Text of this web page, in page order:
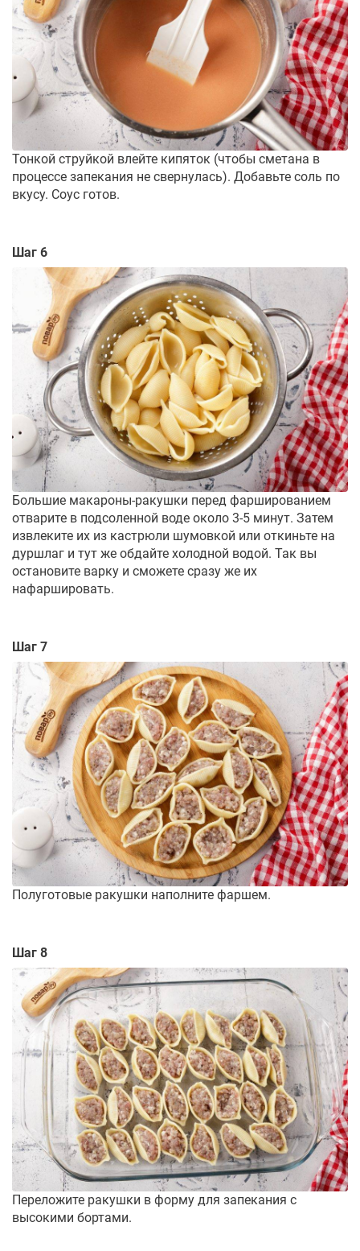
Тонкой струйкой влейте кипяток (чтобы сметана в
процессе запекания не свернулась). Добавьте соль по
вкусу. Соус готов.
Шаг 6
Большие макароны-ракушки перед фаршированием
отварите в подсоленной воде около 3-5 минут. Затем
извлеките их из кастрюли шумовкой или откиньте на
дуршлаг и тут же обдайте холодной водой. Так вы
остановите варку и сможете сразу же их
нафаршировать.
Шаг 7
Полуготовые ракушки наполните фаршем.
Шаг 8
Переложите ракушки в форму для запекания с
высокими бортами.